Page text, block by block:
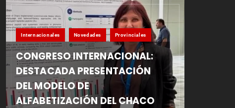
Internacionales Novedades Provinciales
CONGRESO INTERNACIONAL:
DESTACADA PRESENTACIÓN
DEL MODELO DE
ALFABETIZACIÓN DEL CHACO